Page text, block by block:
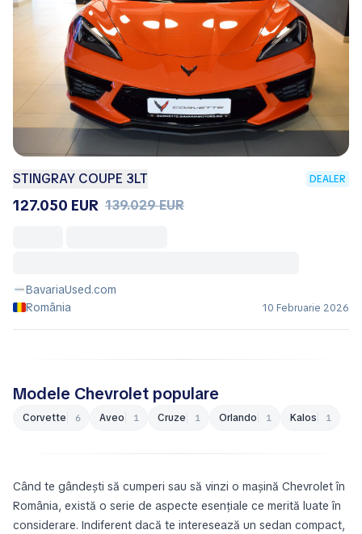
STINGRAY COUPE 3LT DEALER
127.050 EUR 139.029 EUR
BavariaUsed.com
România
10 Februarie 2026
Modele Chevrolet populare
Corvette 6 Aveo 1 Cruze 1 Orlando 1 Kalos 1
Când te gândești să cumperi sau să vinzi o mașină Chevrolet în
România, există o serie de aspecte esențiale ce merită luate în
considerare. Indiferent dacă te interesează un sedan compact,